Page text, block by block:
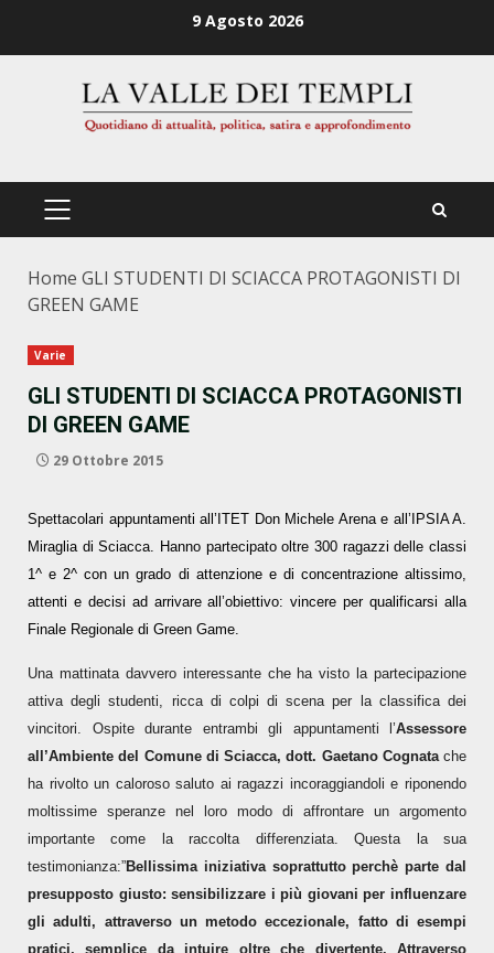
9 Agosto 2026
PRIMÄRES
Home GLI STUDENTI DI SCIACCA PROTAGONISTI DI
GREEN GAME
Varie
GLI STUDENTI DI SCIACCA PROTAGONISTI
DI GREEN GAME
29 Ottobre 2015
Spettacolari appuntamenti all’ITET Don Michele Arena e all’IPSIA A.
Miraglia di Sciacca. Hanno partecipato oltre 300 ragazzi delle classi
1^ e 2^ con un grado di attenzione e di concentrazione altissimo,
attenti e decisi ad arrivare all’obiettivo: vincere per qualificarsi alla
Finale Regionale di Green Game.
Una mattinata davvero interessante che ha visto la partecipazione
attiva degli studenti, ricca di colpi di scena per la classifica dei
vincitori. Ospite durante entrambi gli appuntamenti l’Assessore
all’Ambiente del Comune di Sciacca, dott. Gaetano Cognatache
ha rivolto un caloroso saluto ai ragazzi incoraggiandoli e riponendo
moltissime speranze nel loro modo di affrontare un argomento
importante come la raccolta differenziata. Questa la sua
testimonianza:”Bellissima iniziativa soprattutto perchè parte dal
presupposto giusto: sensibilizzare i più giovani per influenzare
gli adulti, attraverso un metodo eccezionale, fatto di esempi
pratici, semplice da intuire oltre che divertente. Attraverso